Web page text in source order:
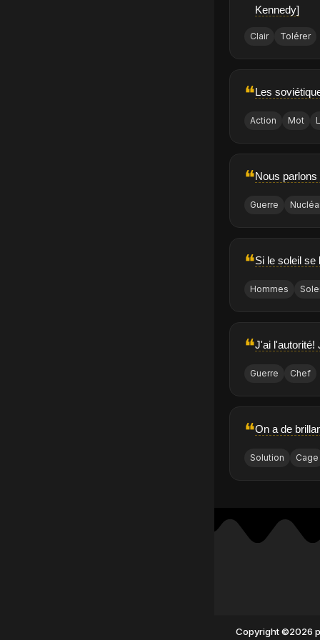
Kennedy]
Clair Tolérer
❝Les
Action Mot
❝Nous
Guerre
❝Si le soleil se
Hommes
❝J'ai l'autorité!
Guerre Chef
❝On a de
Solution Cage
Copyright ©2026